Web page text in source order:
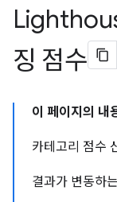
징 점수
이 페이지의 내
카테고리 점수
결과가 변동하